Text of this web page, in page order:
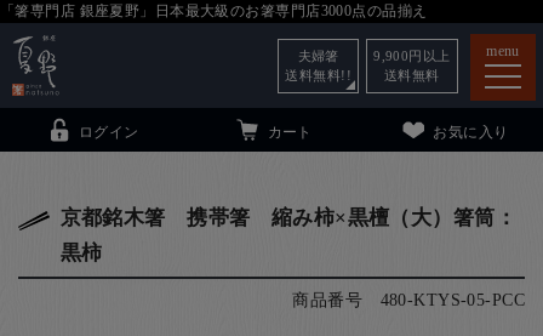
「箸専門店 銀座夏野」日本最大級のお箸専門店3000点の品揃え
menu
箸（贈答用・自宅用）
ログイン カート お気に入り
夫婦箸
送料無料!!
9,900 円以上
送料無料
京都銘木箸 携帯箸 縮み柿×黒檀（大）箸筒：
黒柿
商品番号 480-KTYS-05-PCC